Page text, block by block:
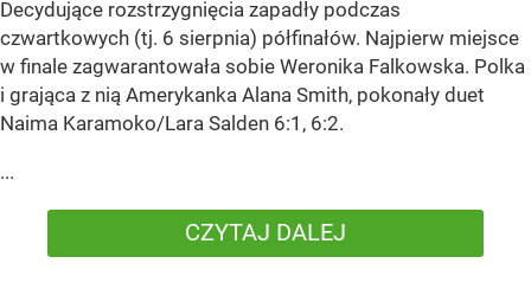
Decydujące rozstrzygnięcia zapadły podczas
czwartkowych (tj. 6 sierpnia) półfinałów. Najpierw miejsce
w finale zagwarantowała sobie Weronika Falkowska. Polka
i grająca z nią Amerykanka Alana Smith, pokonały duet
Naima Karamoko/Lara Salden 6:1, 6:2.
...
CZYTAJ DALEJ